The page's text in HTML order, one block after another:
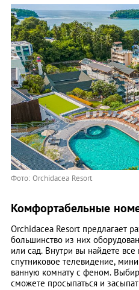
Фото: Orchidacea Resort
Комфортабельные
Orchidacea Resort предлагает
большинство из них
или сад. Внутри вы найдете
спутниковое телевидение,
ванную комнату с феном.
сможете просыпаться и